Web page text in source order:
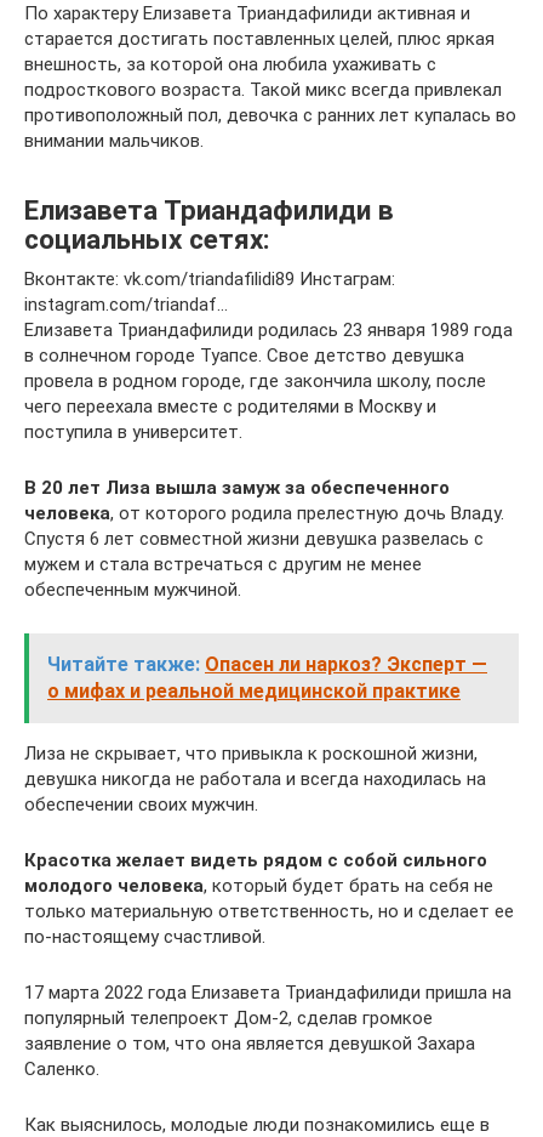
По характеру Елизавета Триандафилиди активная и
старается достигать поставленных целей, плюс яркая
внешность, за которой она любила ухаживать с
подросткового возраста. Такой микс всегда привлекал
противоположный пол, девочка с ранних лет купалась во
внимании мальчиков.
Елизавета Триандафилиди в
социальных сетях:
Вконтакте: vk.com/triandafilidi89 Инстаграм:
instagram.com/triandaf…
Елизавета Триандафилиди родилась 23 января 1989 года
в солнечном городе Туапсе. Свое детство девушка
провела в родном городе, где закончила школу, после
чего переехала вместе с родителями в Москву и
поступила в университет.
В 20 лет Лиза вышла замуж за обеспеченного
человека, от которого родила прелестную дочь Владу.
Спустя 6 лет совместной жизни девушка развелась с
мужем и стала встречаться с другим не менее
обеспеченным мужчиной.
Читайте также: Опасен ли наркоз? Эксперт —
о мифах и реальной медицинской практике
Лиза не скрывает, что привыкла к роскошной жизни,
девушка никогда не работала и всегда находилась на
обеспечении своих мужчин.
Красотка желает видеть рядом с собой сильного
молодого человека, который будет брать на себя не
только материальную ответственность, но и сделает ее
по-настоящему счастливой.
17 марта 2022 года Елизавета Триандафилиди пришла на
популярный телепроект Дом-2, сделав громкое
заявление о том, что она является девушкой Захара
Саленко.
Как выяснилось, молодые люди познакомились еще в